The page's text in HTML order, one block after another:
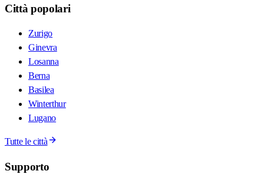
Città popolari
Zurigo
Ginevra
Losanna
Berna
Basilea
Winterthur
Lugano
Tutte le città
Supporto